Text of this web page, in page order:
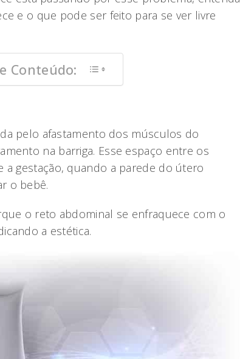
e o que pode ser feito para se ver livre
Conteúdo:
pelo afastamento dos músculos do
na barriga. Esse espaço entre os
gestação, quando a parede do útero
o bebê.
o reto abdominal se enfraquece com o
a estética.